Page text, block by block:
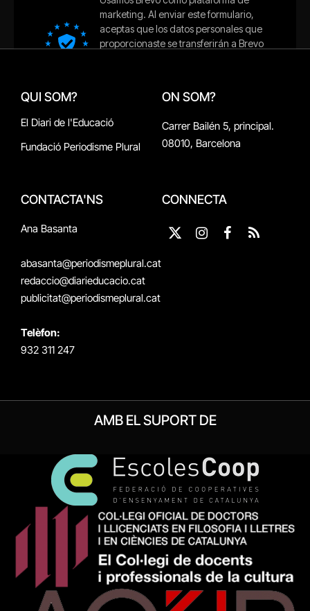
QUI SOM?
El Diari de l'Educació
Fundació Periodisme Plural
ON SOM?
Carrer Bailén 5, principal.
08010, Barcelona
CONTACTA'NS
Ana Basanta
abasanta@periodismeplural.cat
redaccio@diarieducacio.cat
publicitat@periodismeplural.cat
Telèfon:
932 311 247
CONNECTA
X
InstagramFacebook
RSS
AMB EL SUPORT DE